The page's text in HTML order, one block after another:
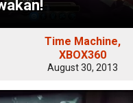
Time Machine
XBOX360
August 30, 2013